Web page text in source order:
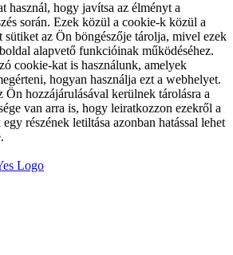
használ, hogy javítsa az élményt a
során. Ezek közül a cookie-k közül a
sütiket az Ön böngészője tárolja, mivel ezek
alapvető funkcióinak működéséhez.
cookie-kat is használunk, amelyek
hogyan használja ezt a webhelyet.
Ön hozzájárulásával kerülnek tárolásra a
van arra is, hogy leiratkozzon ezekről a
részének letiltása azonban hatással lehet